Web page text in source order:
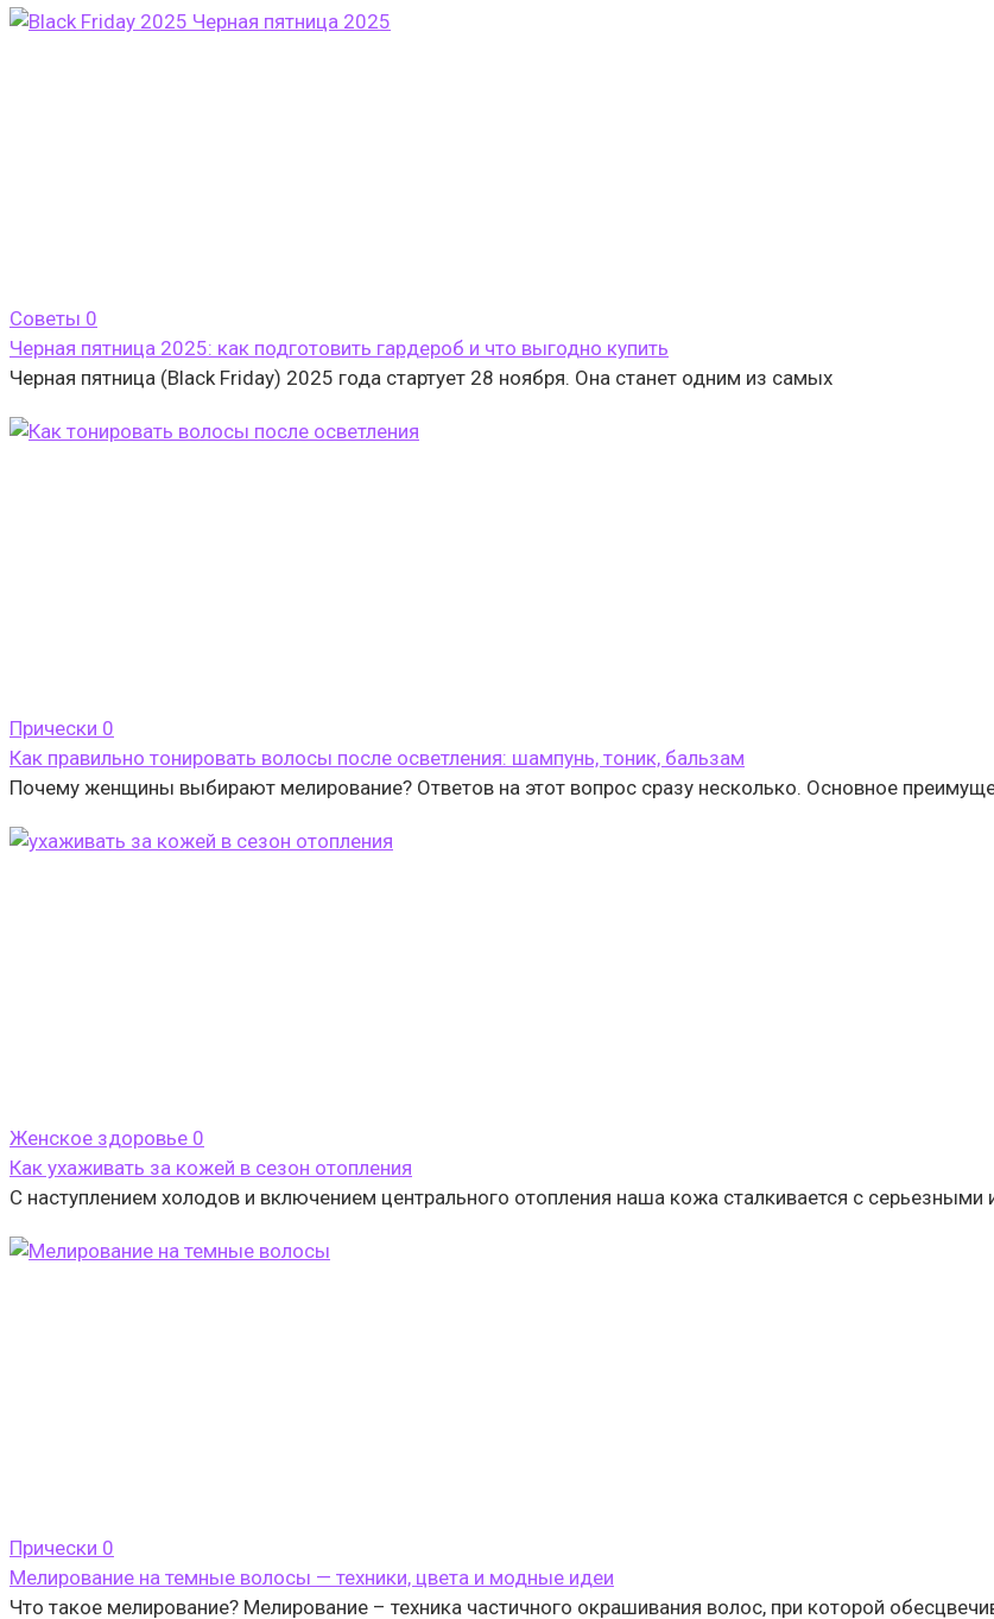
Cоветы 0
Черная пятница 2025: как подготовить гардероб и что выгодно купить
Черная пятница (Black Friday) 2025 года стартует 28 ноября. Она станет одним из самых
Прически 0
Как правильно тонировать волосы после осветления: шампунь, тоник, бальзам
Почему женщины выбирают мелирование? Ответов на этот вопрос сразу несколько. Основное
Женское здоровье 0
Как ухаживать за кожей в сезон отопления
С наступлением холодов и включением центрального отопления наша кожа сталкивается с серьезными
Прически 0
Мелирование на темные волосы — техники, цвета и модные идеи
Что такое мелирование? Мелирование – техника частичного окрашивания волос, при которой